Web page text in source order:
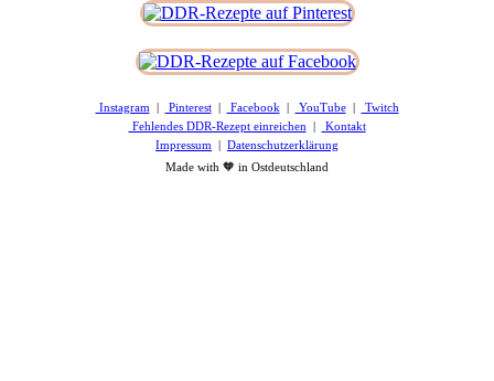
Instagram Pinterest| Facebook YouTube|
Twitch
Fehlendes DDR-Rezept einreichen
Kontakt
Impressum
Datenschutzerklärung
Made with 🧡 in Ostdeutschland